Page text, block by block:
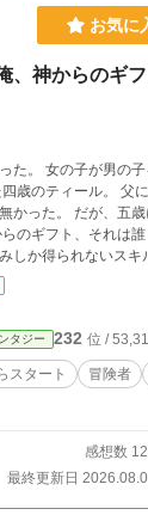
お気に
、神からのギ
た。 女の子が男の
た翌日、ティー
しか得られないスキ
キルの方が強い。 そして
のスキルを得たティ
れたからなん
！！」 さて、ティールはその
で何を奪うのか
タジー 232 位 /
スタート 冒険者
感想数
最終更新日